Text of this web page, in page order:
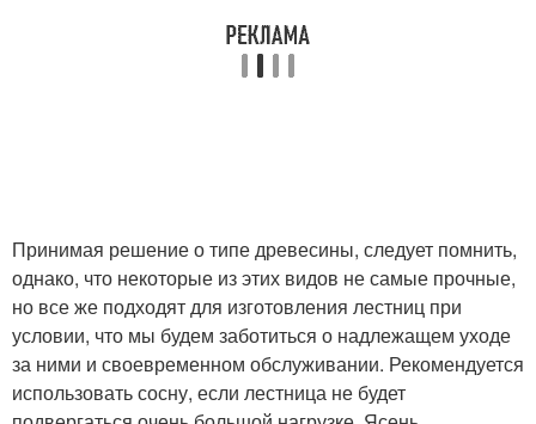
Принимая решение о типе древесины, следует помнить,
однако, что некоторые из этих видов не самые прочные,
но все же подходят для изготовления лестниц при
условии, что мы будем заботиться о надлежащем уходе
за ними и своевременном обслуживании. Рекомендуется
использовать сосну, если лестница не будет